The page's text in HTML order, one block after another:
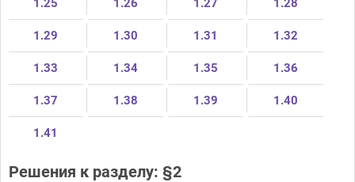
1.25 1.26 1.27 1.28
1.29 1.30 1.31 1.32
1.33 1.34 1.35 1.36
1.37 1.38 1.39 1.40
1.41
Решения к разделу: §2